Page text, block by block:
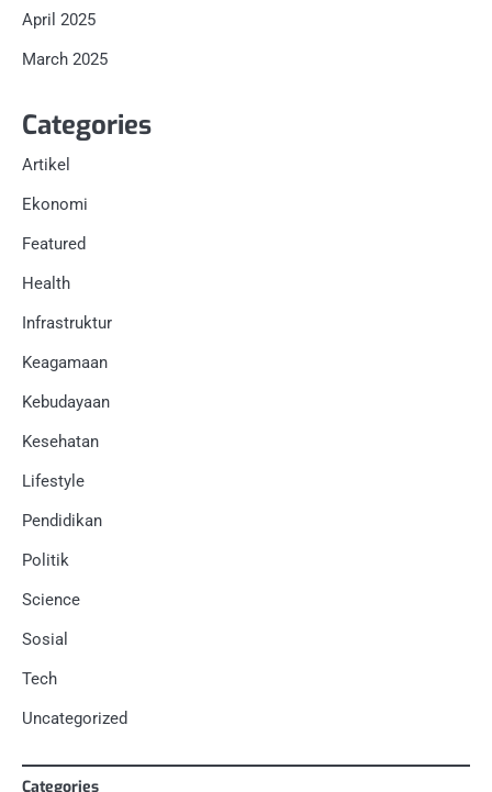
April 2025
March 2025
Categories
Artikel
Ekonomi
Featured
Health
Infrastruktur
Keagamaan
Kebudayaan
Kesehatan
Lifestyle
Pendidikan
Politik
Science
Sosial
Tech
Uncategorized
Categories